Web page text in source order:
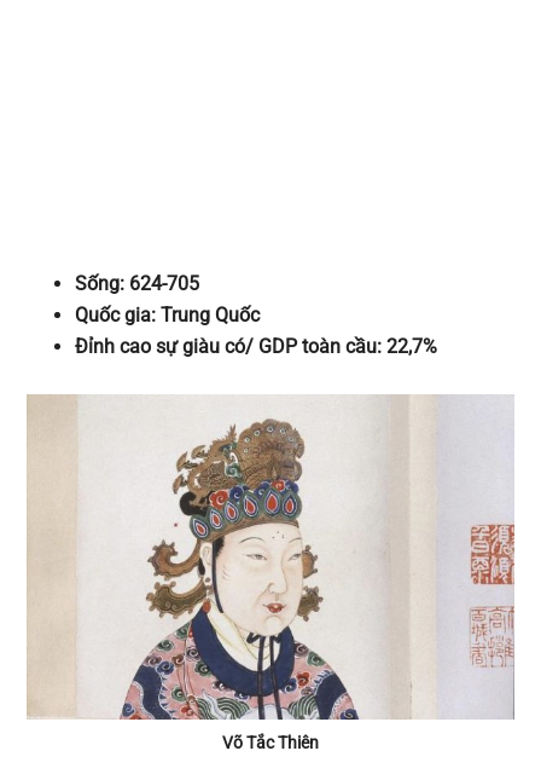
Sống: 624-705
Quốc gia: Trung Quốc
Đỉnh cao sự giàu có/ GDP toàn cầu: 22,7%
Võ Tắc Thiên